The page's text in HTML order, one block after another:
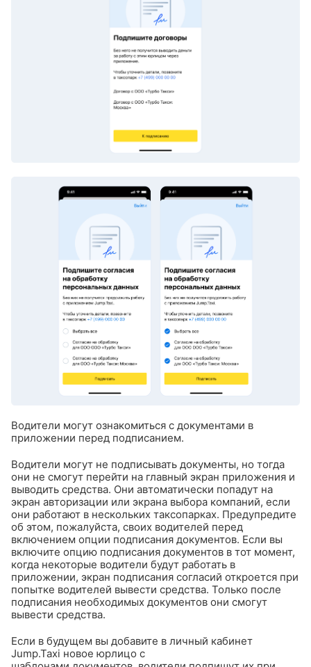
Водители могут ознакомиться с документами в
приложении перед подписанием.
Водители могут не подписывать документы, но тогда
они не смогут перейти на главный экран приложения и
выводить средства. Они автоматически попадут на
экран авторизации или экрана выбора компаний, если
они работают в нескольких таксопарках. Предупредите
об этом, пожалуйста, своих водителей перед
включением опции подписания документов. Если вы
включите опцию подписания документов в тот момент,
когда некоторые водители будут работать в
приложении, экран подписания согласий откроется при
попытке водителей вывести средства. Только после
подписания необходимых документов они смогут
вывести средства.
Если в будущем вы добавите в личный кабинет
Jump.Taxi новое юрлицо с